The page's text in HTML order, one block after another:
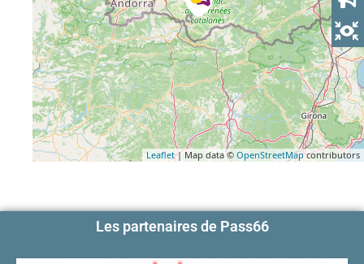
Leaflet| Map data © OpenStreetMapcontributors
Les partenaires de Pass66